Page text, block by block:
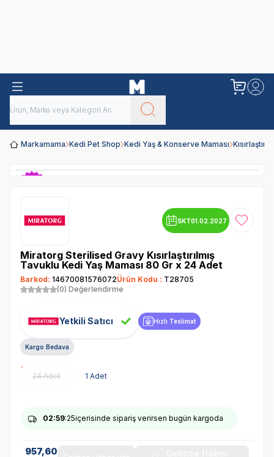
Markamama Kedi Pet Shop Kedi Yaş & Konserve Maması
SKT01.02.2027 Favoriye
Miratorg Sterilised Gravy Kısırlaştırılmış
Tavuklu Kedi Yaş Maması 80 Gr x 24 Adet
Barkod: 14670081576072Ürün Kodu : T28705
(0) Değerlendirme
Yetkili Satıcı Hızlı Teslimat
Kargo Bedava
24 Adet 1 Adet
02:59:25içerisinde sipariş verirsen bugün kargoda
957,60